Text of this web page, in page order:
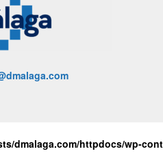
dmalaga.com/httpdocs/wp-